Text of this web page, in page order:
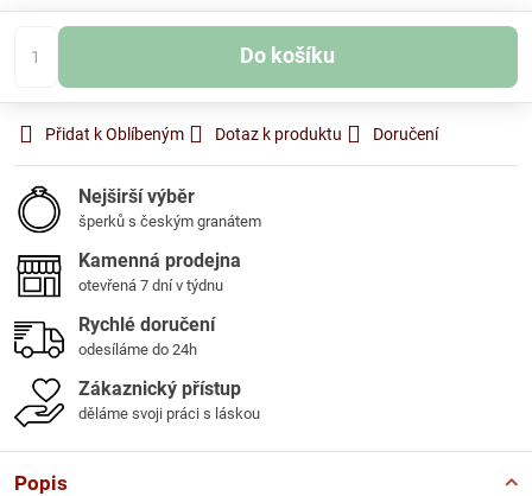
Do košíku
Přidat k Oblíbeným Dotaz k produktu Doručení
Nejširší výběr
šperků s českým granátem
Kamenná prodejna
otevřená 7 dní v týdnu
Rychlé doručení
odesíláme do 24h
Zákaznický přístup
děláme svoji práci s láskou
Popis